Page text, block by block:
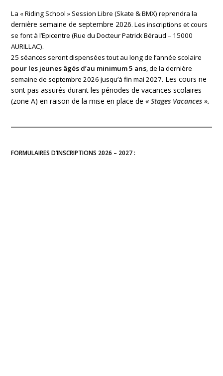
La « Riding School » Session Libre (Skate & BMX) reprendra la
dernière semaine de septembre 2026. Les inscriptions et cours
se font à l’Epicentre (Rue du Docteur Patrick Béraud – 15000
AURILLAC).
25 séances seront dispensées tout au long de l’année scolaire
pour les jeunes âgés d’au minimum 5 ans, de la dernière
semaine de septembre 2026 jusqu’à fin mai 2027. Les cours ne
sont pas assurés durant les périodes de vacances scolaires
(zone A) en raison de la mise en place de« Stages Vacances ».
FORMULAIRES D’INSCRIPTIONS 2026 – 2027 :